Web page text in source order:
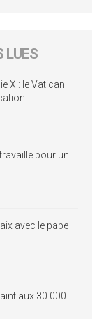
LUES
X : le Vatican
pour un
avec le pape
aux 30 000